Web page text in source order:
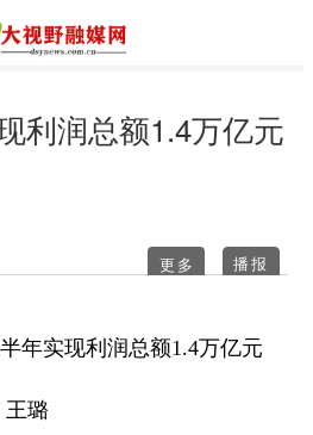
利润总额1.4万亿元
更多
年实现利润总额1.4万亿元
王璐